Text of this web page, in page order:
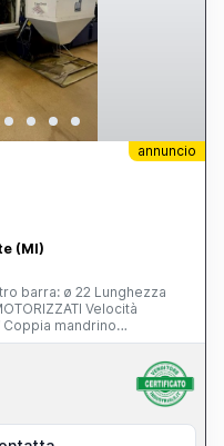
annuncio
(MI)
: 8.000 (6.000) rpm
kW